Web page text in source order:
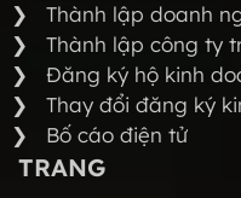
Thành lập doanh
Thành lập công ty
Đăng ký hộ kinh
Thay đổi đăng ký
Bố cáo điện tử
TRANG